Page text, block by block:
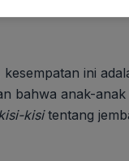
Hamid. Mereka
ini
bahwa anak-
kisitentang